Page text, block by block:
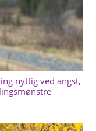
nyttig ved angst,